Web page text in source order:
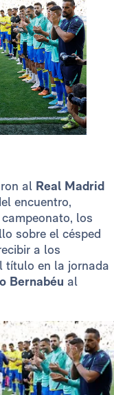
al Real Madrid
encuentro,
los
sobre el césped
a los
título en la jornada
Bernabéu al